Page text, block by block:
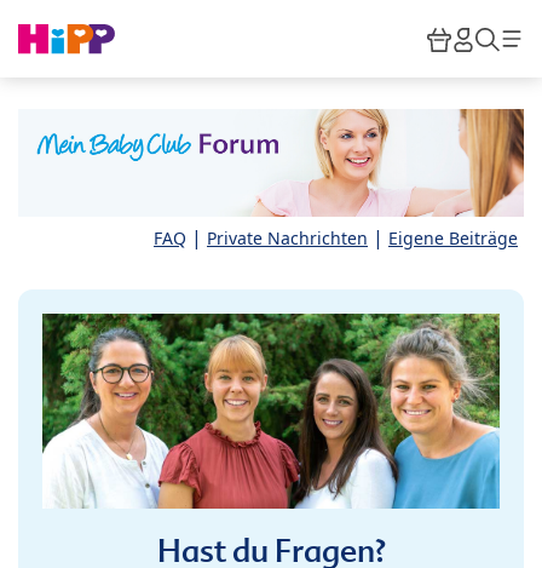
HiPP
FAQ | Private Nachrichten | Eigene Beiträge
Hast du Fragen?